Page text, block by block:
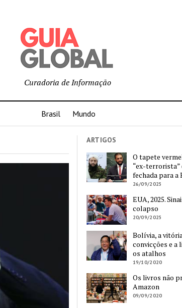
Curadoria de Informação
Brasil Mundo
ARTIGOS
O tapete
“ex-terrorista”
fechada para a
26/09/2025
EUA, 2025.
colapso
20/09/2025
Bolívia, a
convicções e a
os atalhos
19/10/2020
Os livros não
Amazon
09/09/2020